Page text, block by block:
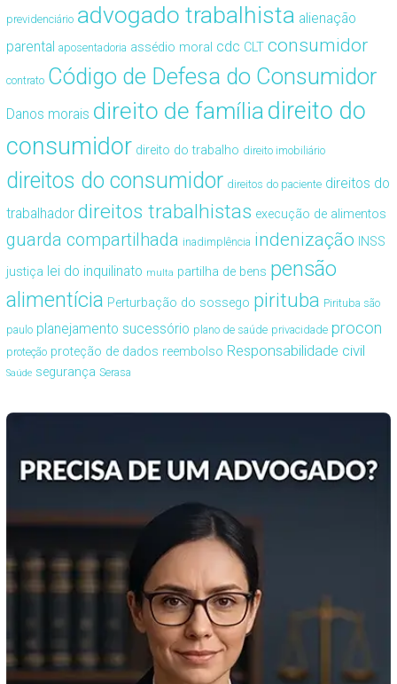
previdenciário advogado trabalhista alienação
parental aposentadoria assédio moral cdc CLT consumidor
contrato Código de Defesa do Consumidor
Danos morais direito de famíliadireito do
consumidor direito do trabalho direito imobiliário
direitos do consumidor direitos do paciente direitos do
trabalhador direitos trabalhistas execução de alimentos
guarda compartilhada inadimplência indenização INSS
justiça lei do inquilinato multa partilha de bens pensão
alimentícia Perturbação do sossego pirituba Pirituba são
paulo planejamento sucessório plano de saúde privacidade procon
proteção proteção de dados reembolso Responsabilidade civil
Saúde segurança Serasa